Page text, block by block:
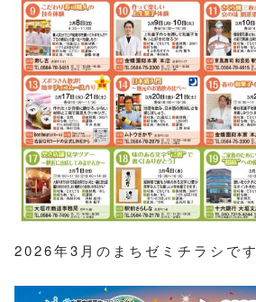
2026年3月のまちゼミチラシです